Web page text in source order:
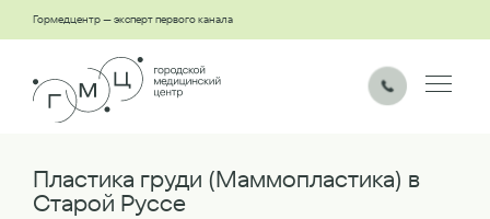
Гормедцентр — эксперт первого канала
Пластика груди (Маммопластика) в
Старой Руссе